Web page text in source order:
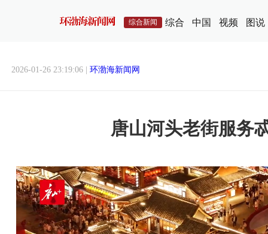
综合新闻 综合 中国 视频 图说
2026-01-26 23:19:06 | 环渤海新闻网
唐山河头老街服务